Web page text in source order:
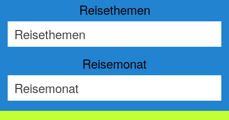
Reisethemen
Reisemonat